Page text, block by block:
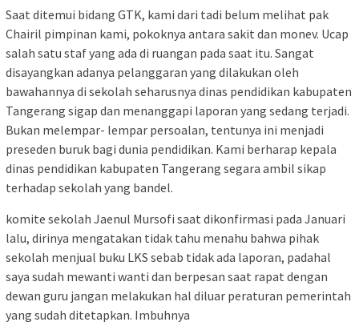
Saat ditemui bidang GTK, kami dari tadi belum melihat pak
Chairil pimpinan kami, pokoknya antara sakit dan monev. Ucap
salah satu staf yang ada di ruangan pada saat itu. Sangat
disayangkan adanya pelanggaran yang dilakukan oleh
bawahannya di sekolah seharusnya dinas pendidikan kabupaten
Tangerang sigap dan menanggapi laporan yang sedang terjadi.
Bukan melempar- lempar persoalan, tentunya ini menjadi
preseden buruk bagi dunia pendidikan. Kami berharap kepala
dinas pendidikan kabupaten Tangerang segara ambil sikap
terhadap sekolah yang bandel.
komite sekolah Jaenul Mursofi saat dikonfirmasi pada Januari
lalu, dirinya mengatakan tidak tahu menahu bahwa pihak
sekolah menjual buku LKS sebab tidak ada laporan, padahal
saya sudah mewanti wanti dan berpesan saat rapat dengan
dewan guru jangan melakukan hal diluar peraturan pemerintah
yang sudah ditetapkan. Imbuhnya